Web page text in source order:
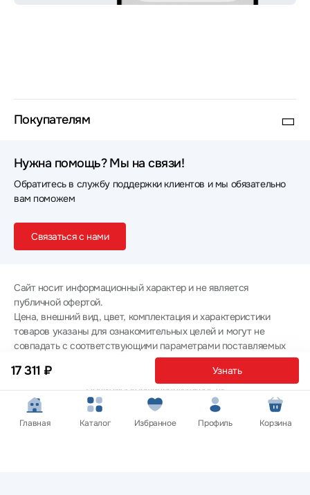
17 311 ₽ Узнать
Покупателям
Нужна помощь? Мы на связи!
Обратитесь в службу поддержки клиентов и мы обязательно
вам поможем
Связаться с нами
Сайт носит информационный характер и не является
публичной офертой.
Цена, внешний вид, цвет, комплектация и характеристики
товаров указаны для ознакомительных целей и могут не
совпадать с соответствующими параметрами поставляемых
товаров - уточняйте информацию у менеджера при
оформлении заказа.
Политика конфиденциальности
© 2012 — 2026 ООО «Эпл Тэк»
Главная Каталог Избранное Профиль Корзина